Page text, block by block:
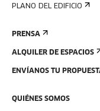
PLANO DEL EDIFICIO
PRENSA
ALQUILER DE ESPACIOS
ENVÍANOS TU
QUIÉNES SOMOS